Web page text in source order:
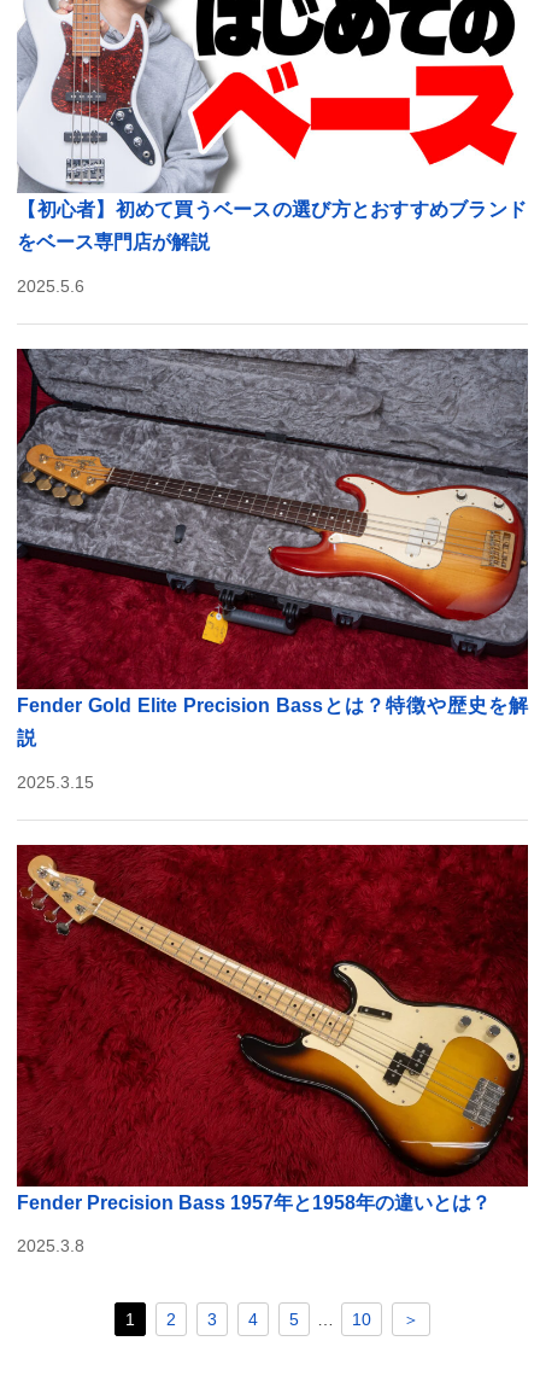
【初心者】初めて買うベースの選び方とおすすめブランド
をベース専門店が解説
2025.5.6
Fender Gold Elite Precision Bassとは？特徴や歴史を解
説
2025.3.15
Fender Precision Bass 1957年と1958年の違いとは？
2025.3.8
1 2 3 4 5 … 10 ＞